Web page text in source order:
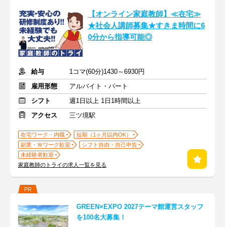
【オンライン家庭教師】≪在宅≫
★社会人講師募集★すきま時間に6
0分から指導可能◎
給与
1コマ(60分)1430～6930円
雇用形態
アルバイト・パート
シフト
週1日以上 1日1時間以上
アクセス
三ツ境駅
在宅ワーク・内職
短期（1ヶ月以内OK）
副業・Ｗワーク歓迎
シフト自由・自己申告
未経験者歓迎
家庭教師のトライの求人一覧を見る
PR
GREEN×EXPO 2027テーマ館運営スタッフ
を100名大募集！